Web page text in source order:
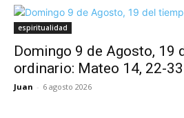
espiritualidad
Domingo 9 de Agosto, 19
ordinario: Mateo 14, 22-33
Juan - 6 agosto 2026